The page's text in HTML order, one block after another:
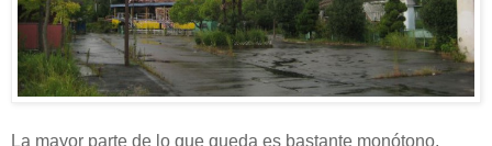
La mayor parte de lo que queda es bastante monótono,